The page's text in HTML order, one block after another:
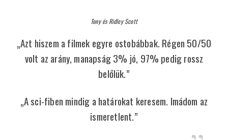
Tony és Ridley Scott
„Azt hiszem a filmek egyre ostobábbak. Régen 50/50
volt az arány, manapság 3% jó, 97% pedig rossz
belőlük.”
„A sci-fiben mindig a határokat keresem. Imádom az
ismeretlent.”